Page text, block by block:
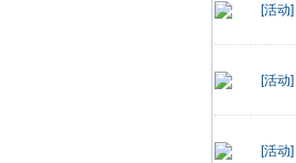
[活动]
[活动]
[活动]